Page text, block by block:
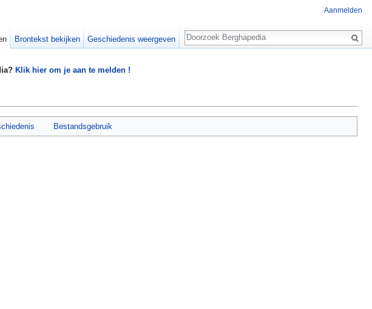
Klik hier om je aan te melden !
Bestandsgebruik
Aanmelden
Brontekst bekijken Geschiedenis weergeven
Zoeken